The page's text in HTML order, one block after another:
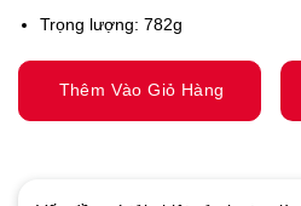
Trọng lượng: 782g
Thêm Vào Giỏ Hàng